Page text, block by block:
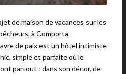
de maison de vacances sur les
à Comporta.
de paix est un hôtel intimiste
simple et parfaite où le
partout : dans son décor, de